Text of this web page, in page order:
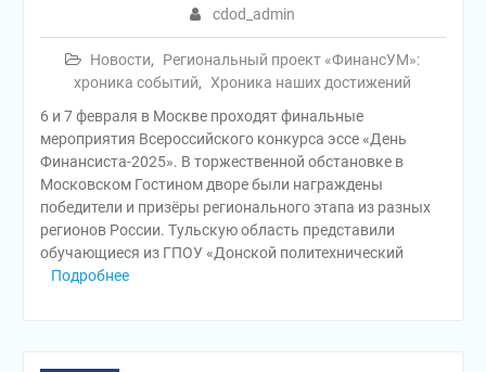
cdod_admin
Новости,
Региональный проект «ФинансУМ»:
хроника событий, Хроника наших достижений
6 и 7 февраля в Москве проходят финальные
мероприятия Всероссийского конкурса эссе «День
Финансиста-2025». В торжественной обстановке в
Московском Гостином дворе были награждены
победители и призёры регионального этапа из разных
регионов России. Тульскую область представили
обучающиеся из ГПОУ «Донской политехнический
Подробнее